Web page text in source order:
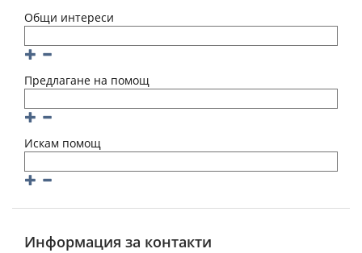
Общи интереси
Добавяне
Премахване
Предлагане на помощ
Добавяне
Премахване
Искам помощ
Добавяне
Премахване
Информация за контакти